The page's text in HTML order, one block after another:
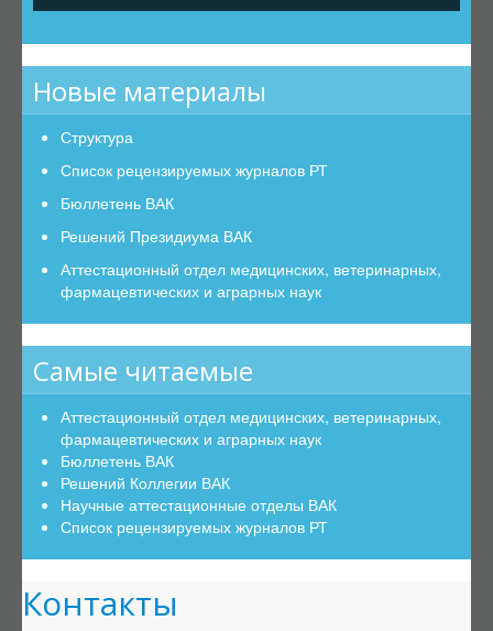
Решений Президиума ВАК
Коллегия ВАК
Состав Коллегии ВАК
Решений Коллегии ВАК
Отчёты
Диссертационные советы (ДС)
Положение о ДС
Действующие советы
Приказы о ДС
Прекращение работы ДС
Об отказе в создании
Изменение в составе ДС
Список документов по созданию ДС
Образцы документов для создание ДС
Порядок госрегистрации диссертаций
Экспертные советы (ЭС)
Новые материалы
Структура
Список рецензируемых журналов РТ
Бюллетень ВАК
Решений Президиума ВАК
Аттестационный отдел медицинских, ветеринарных,
фармацевтических и аграрных наук
Самые читаемые
Аттестационный отдел медицинских, ветеринарных,
фармацевтических и аграрных наук
Бюллетень ВАК
Решений Коллегии ВАК
Научные аттестационные отделы ВАК
Список рецензируемых журналов РТ
Контакты